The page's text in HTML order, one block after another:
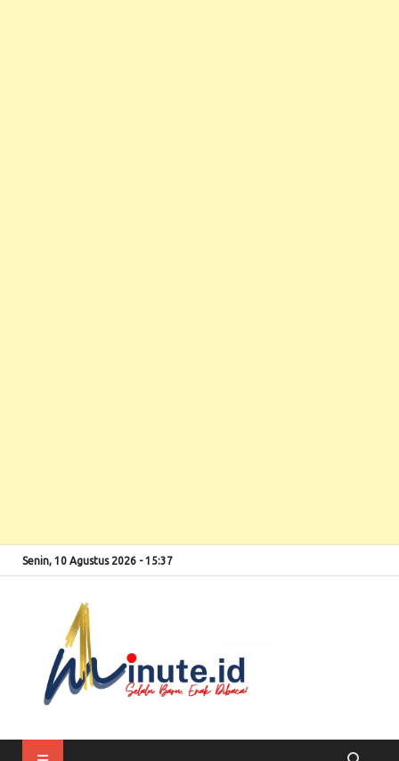
Senin, 10 Agustus 2026 - 15:37